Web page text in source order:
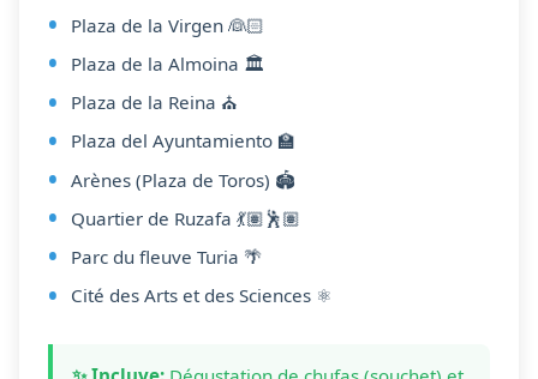
Plaza de la Virgen 👰🏻
Plaza de la Almoina 🏛️
Plaza de la Reina ⛪
Plaza del Ayuntamiento 🏫
Arènes (Plaza de Toros) 🏟️
Quartier de Ruzafa 💃🏽🕺🏽
Parc du fleuve Turia 🌴
Cité des Arts et des Sciences ⚛️